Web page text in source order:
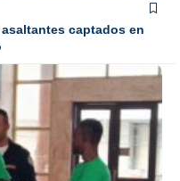
captados en